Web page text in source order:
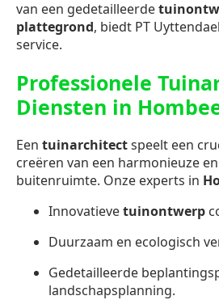
van een gedetailleerde
plattegrond, biedt PT
service.
Professionele
Diensten in
Een tuinarchitectspeelt een
creëren van een harmonieuze
buitenruimte. Onze experts in
Innovatievetuinontwerp
Duurzaam en ecologisch
Gedetailleerde
landschapsplanning.